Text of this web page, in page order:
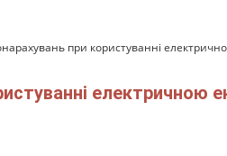
при користуванні
електричною